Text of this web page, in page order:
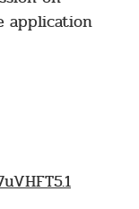
application